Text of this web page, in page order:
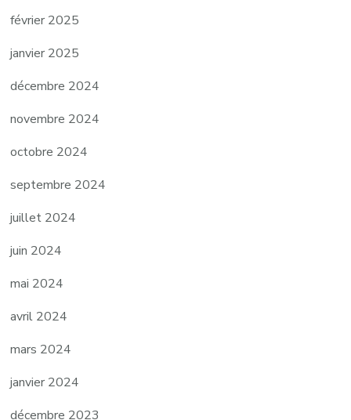
février 2025
janvier 2025
décembre 2024
novembre 2024
octobre 2024
septembre 2024
juillet 2024
juin 2024
mai 2024
avril 2024
mars 2024
janvier 2024
décembre 2023